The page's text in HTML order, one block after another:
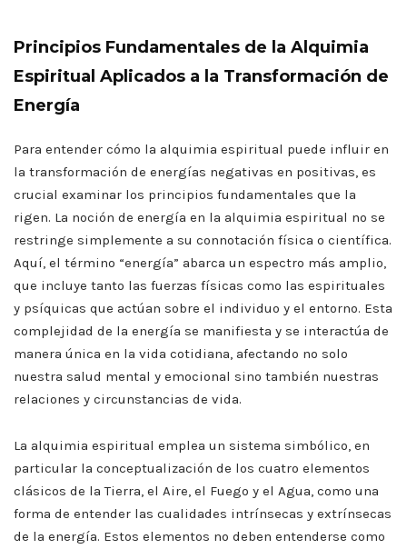
Principios Fundamentales de la Alquimia
Espiritual Aplicados a la Transformación de
Energía
Para entender cómo la alquimia espiritual puede influir en
la transformación de energías negativas en positivas, es
crucial examinar los principios fundamentales que la
rigen. La noción de energía en la alquimia espiritual no se
restringe simplemente a su connotación física o científica.
Aquí, el término “energía” abarca un espectro más amplio,
que incluye tanto las fuerzas físicas como las espirituales
y psíquicas que actúan sobre el individuo y el entorno. Esta
complejidad de la energía se manifiesta y se interactúa de
manera única en la vida cotidiana, afectando no solo
nuestra salud mental y emocional sino también nuestras
relaciones y circunstancias de vida.
La alquimia espiritual emplea un sistema simbólico, en
particular la conceptualización de los cuatro elementos
clásicos de la Tierra, el Aire, el Fuego y el Agua, como una
forma de entender las cualidades intrínsecas y extrínsecas
de la energía. Estos elementos no deben entenderse como